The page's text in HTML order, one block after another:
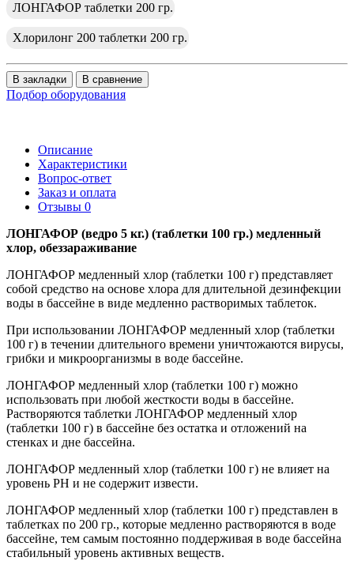
ЛОНГАФОР таблетки 200 гр.
Хлорилонг 200 таблетки 200 гр.
В закладки В сравнение
Подбор оборудования
Описание
Характеристики
Вопрос-ответ
Заказ и оплата
Отзывы 0
ЛОНГАФОР (ведро 5 кг.) (таблетки 100 гр.) медленный
хлор, обеззараживание
ЛОНГАФОР медленный хлор (таблетки 100 г) представляет
собой средство на основе хлора для длительной дезинфекции
воды в бассейне в виде медленно растворимых таблеток.
При использовании ЛОНГАФОР медленный хлор (таблетки
100 г) в течении длительного времени уничтожаются вирусы,
грибки и микроорганизмы в воде бассейне.
ЛОНГАФОР медленный хлор (таблетки 100 г) можно
использовать при любой жесткости воды в бассейне.
Растворяются таблетки ЛОНГАФОР медленный хлор
(таблетки 100 г) в бассейне без остатка и отложений на
стенках и дне бассейна.
ЛОНГАФОР медленный хлор (таблетки 100 г) не влияет на
уровень РН и не содержит извести.
ЛОНГАФОР медленный хлор (таблетки 100 г) представлен в
таблетках по 200 гр., которые медленно растворяются в воде
бассейне, тем самым постоянно поддерживая в воде бассейна
стабильный уровень активных веществ.